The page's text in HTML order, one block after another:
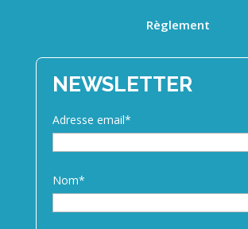
Règlement
NEWSLETTER
Adresse email*
Nom*